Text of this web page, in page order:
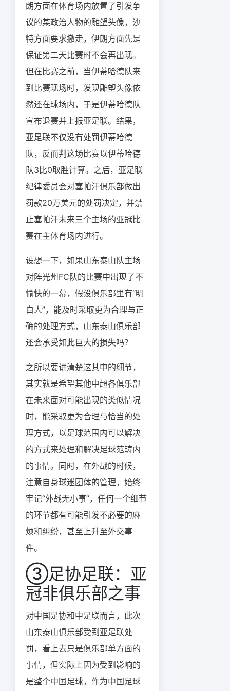
朗方面在体育场内放置了引发争
议的某政治人物的雕塑头像，沙
特方面要求撤走，伊朗方面先是
保证第二天比赛时不会再出现。
但在比赛之前，当伊蒂哈德队来
到比赛现场时，发现雕塑头像依
然还在球场内，于是伊蒂哈德队
宣布退赛并上报亚足联。结果，
亚足联不仅没有处罚伊蒂哈德
队，反而判这场比赛以伊蒂哈德
队3比0取胜计算。之后，亚足联
纪律委员会对塞帕汗俱乐部做出
罚款20万美元的处罚决定，并禁
止塞帕汗未来三个主场的亚冠比
赛在主体育场内进行。
设想一下，如果山东泰山队主场
对阵光州FC队的比赛中出现了不
愉快的一幕，假设俱乐部里有“明
白人”，能及时采取更为合理与正
确的处理方式，山东泰山俱乐部
还会承受如此巨大的损失吗？
之所以要讲清楚这其中的细节，
其实就是希望其他中超各俱乐部
在未来面对可能出现的类似情况
时，能采取更为合理与恰当的处
理方式，以足球范围内可以解决
的方式来处理和解决足球范畴内
的事情。同时，在外战的时候，
注意自身球迷团体的管理，始终
牢记“外战无小事”，任何一个细节
的环节都有可能引发不必要的麻
烦和纠纷，甚至上升至外交事
件。
③足协足联：亚
冠非俱乐部之事
对中国足协和中足联而言，此次
山东泰山俱乐部受到亚足联处
罚，看上去只是俱乐部单方面的
事情，但实际上因为受到影响的
是整个中国足球，作为中国足球